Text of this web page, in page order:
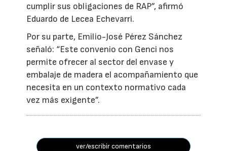
cumplir sus obligaciones de RAP”, afirmó
Eduardo de Lecea Echevarri.
Por su parte, Emilio-José Pérez Sánchez
señaló: “Este convenio con Genci nos
permite ofrecer al sector del envase y
embalaje de madera el acompañamiento que
necesita en un contexto normativo cada
vez más exigente”.
ver/escribir comentarios